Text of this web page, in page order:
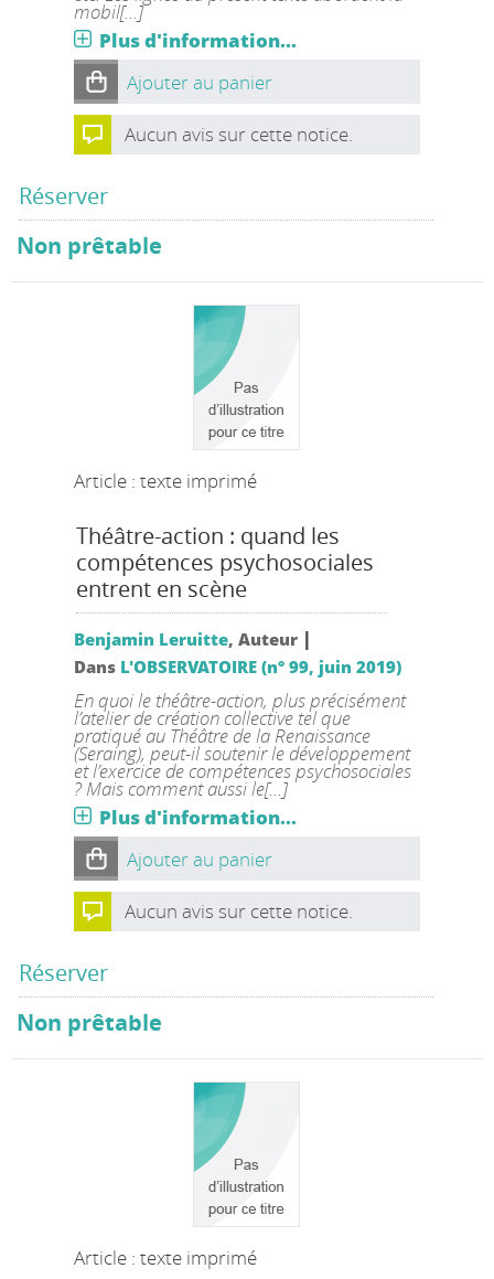
mobil[...]
Plus d'information...
Ajouter au panier
Aucun avis sur cette notice.
Réserver
Non prêtable
Article : texte imprimé
Théâtre-action : quand les
compétences psychosociales
entrent en scène
Benjamin Leruitte, Auteur |
Dans L'OBSERVATOIRE (n° 99, juin 2019)
En quoi le théâtre-action, plus précisément
l’atelier de création collective tel que
pratiqué au Théâtre de la Renaissance
(Seraing), peut-il soutenir le développement
et l’exercice de compétences psychosociales
? Mais comment aussi le[...]
Plus d'information...
Ajouter au panier
Aucun avis sur cette notice.
Réserver
Non prêtable
Article : texte imprimé